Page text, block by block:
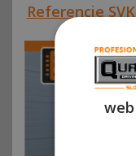
Referencie